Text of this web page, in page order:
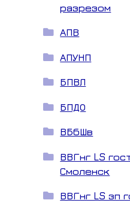
разрезом
АПВ
АПУНП
БПВЛ
БПДО
ВБбШв
ВВГнг LS
Смоленск
ВВГнг LS зп